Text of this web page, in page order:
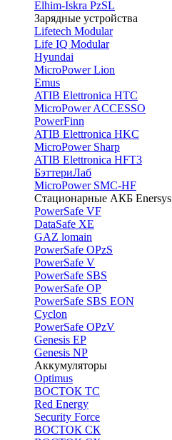
Elhim-Iskra PzSL
Зарядные устройства
Lifetech Modular
Life IQ Modular
Hyundai
MicroPower Lion
Emus
ATIB Elettronica HTC
MicroPower ACCESSO
PowerFinn
ATIB Elettronica HKC
MicroPower Sharp
ATIB Elettronica HFT3
БэттериЛаб
MicroPower SMC-HF
Стационарные АКБ Enersys
PowerSafe VF
DataSafe XE
GAZ lomain
PowerSafe OPzS
PowerSafe V
PоwerSafe SBS
PowerSafe OP
PоwerSafe SBS EON
Cyclon
PowerSafe OPzV
Genesis EP
Genesis NP
Аккумуляторы
Optimus
ВОСТОК ТС
Red Energy
Security Force
ВОСТОК СК